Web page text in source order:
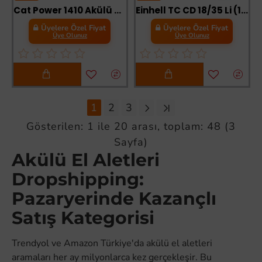
Cat Power 1410 Akülü Fayans Titreşim Makinası 20 Volt
Üyelere Özel Fiyat
Üye Olunuz
Einhell TC CD 18/35 Li (1X1,5 Ah) Tek Akülü Vidalama
Üyelere Özel Fiyat
Üye Olunuz
1 2
3
Gösterilen: 1 ile 20 arası, toplam: 48 (3
Sayfa)
Akülü El Aletleri
Dropshipping:
Pazaryerinde Kazançlı
Satış Kategorisi
Trendyol ve Amazon Türkiye'da akülü el aletleri
aramaları her ay milyonlarca kez gerçekleşir. Bu